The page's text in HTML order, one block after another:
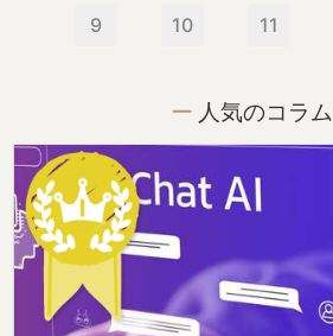
9 10 11
人気のコラム